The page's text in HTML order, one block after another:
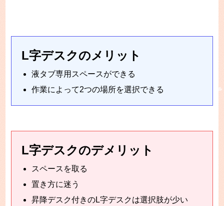
L字デスクのメリット
液タブ専用スペースができる
作業によって2つの場所を選択できる
L字デスクのデメリット
スペースを取る
置き方に迷う
昇降デスク付きのL字デスクは選択肢が少い